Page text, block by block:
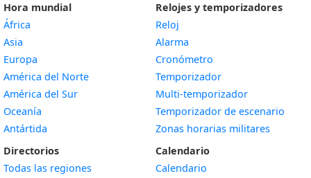
Hora mundial
África
Asia
Europa
América del Norte
América del Sur
Oceanía
Antártida
Directorios
Todas las regiones
Relojes y temporizadores
Reloj
Alarma
Cronómetro
Temporizador
Multi-temporizador
Temporizador de escenario
Zonas horarias militares
Calendario
Calendario